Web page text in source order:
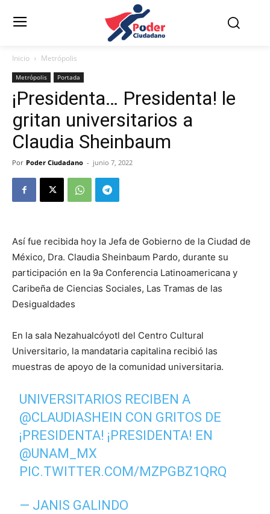
Inicio Metrópolis
Metrópolis Portada
¡Presidenta… Presidenta! le
gritan universitarios a
Claudia Sheinbaum
Por Poder Ciudadano - junio 7, 2022
Así fue recibida hoy la Jefa de Gobierno de la Ciudad de
México, Dra. Claudia Sheinbaum Pardo, durante su
participación en la 9a Conferencia Latinoamericana y
Caribeña de Ciencias Sociales, Las Tramas de las
Desigualdades
En la sala Nezahualcóyotl del Centro Cultural
Universitario, la mandataria capitalina recibió las
muestras de apoyo de la comunidad universitaria.
UNIVERSITARIOS RECIBEN A
@CLAUDIASHEIN CON GRITOS DE
¡PRESIDENTA! ¡PRESIDENTA! EN
@UNAM_MX
PIC.TWITTER.COM/MZPGBZ1QRQ
— JANIS GALINDO